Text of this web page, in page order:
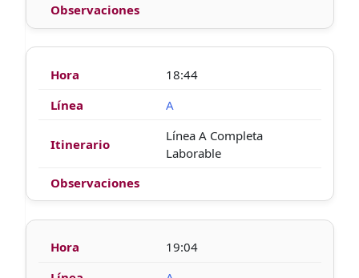
18:44
A
Línea A Completa
Laborable
19:04